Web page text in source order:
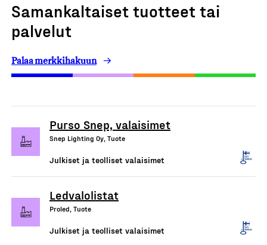
Samankaltaiset tuotteet tai
palvelut
Palaa merkkihakuun
Purso Snep, valaisimet
Snep Lighting Oy, Tuote
Julkiset ja teolliset valaisimet
Ledvalolistat
Proled, Tuote
Julkiset ja teolliset valaisimet